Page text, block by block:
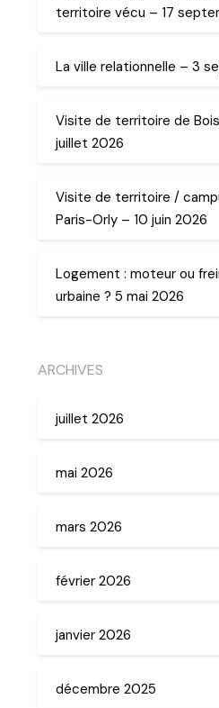
territoire vécu – 17
La ville relationnelle – 3
Visite de territoire de
juillet 2026
Visite de territoire /
Paris-Orly – 10 juin 2026
Logement : moteur ou
urbaine ? 5 mai 2026
ARCHIVES
juillet 2026
mai 2026
mars 2026
février 2026
janvier 2026
décembre 2025